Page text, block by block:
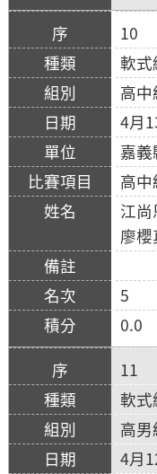
10
軟式
高中
4月
嘉
高
江尚
廖櫻
5
0.0
11
軟式
高男
4月